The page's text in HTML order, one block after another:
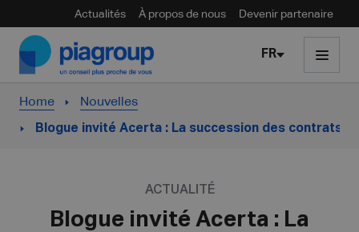
Actualités À propos de nous Devenir partenaire
Skip to content
FR
Home Nouvelles
Blogue invité Acerta : La succession des contrats
ACTUALITÉ
Blogue invité Acerta : La